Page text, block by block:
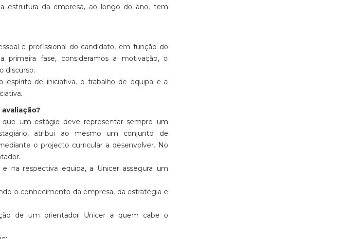
estrutura da empresa, ao longo do ano, tem
e profissional do candidato, em função do
primeira fase, consideramos a motivação, o
discurso.
espírito de iniciativa, o trabalho de equipa e a
um estágio deve representar sempre um
atribui ao mesmo um conjunto de
o projecto curricular a desenvolver. No
na respectiva equipa, a Unicer assegura um
o conhecimento da empresa, da estratégia e
de um orientador Unicer a quem cabe o